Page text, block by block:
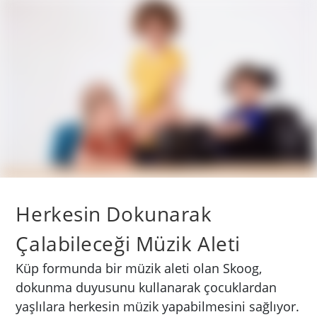
Herkesin Dokunarak
Çalabileceği Müzik Aleti
Küp formunda bir müzik aleti olan Skoog,
dokunma duyusunu kullanarak çocuklardan
yaşlılara herkesin müzik yapabilmesini sağlıyor.